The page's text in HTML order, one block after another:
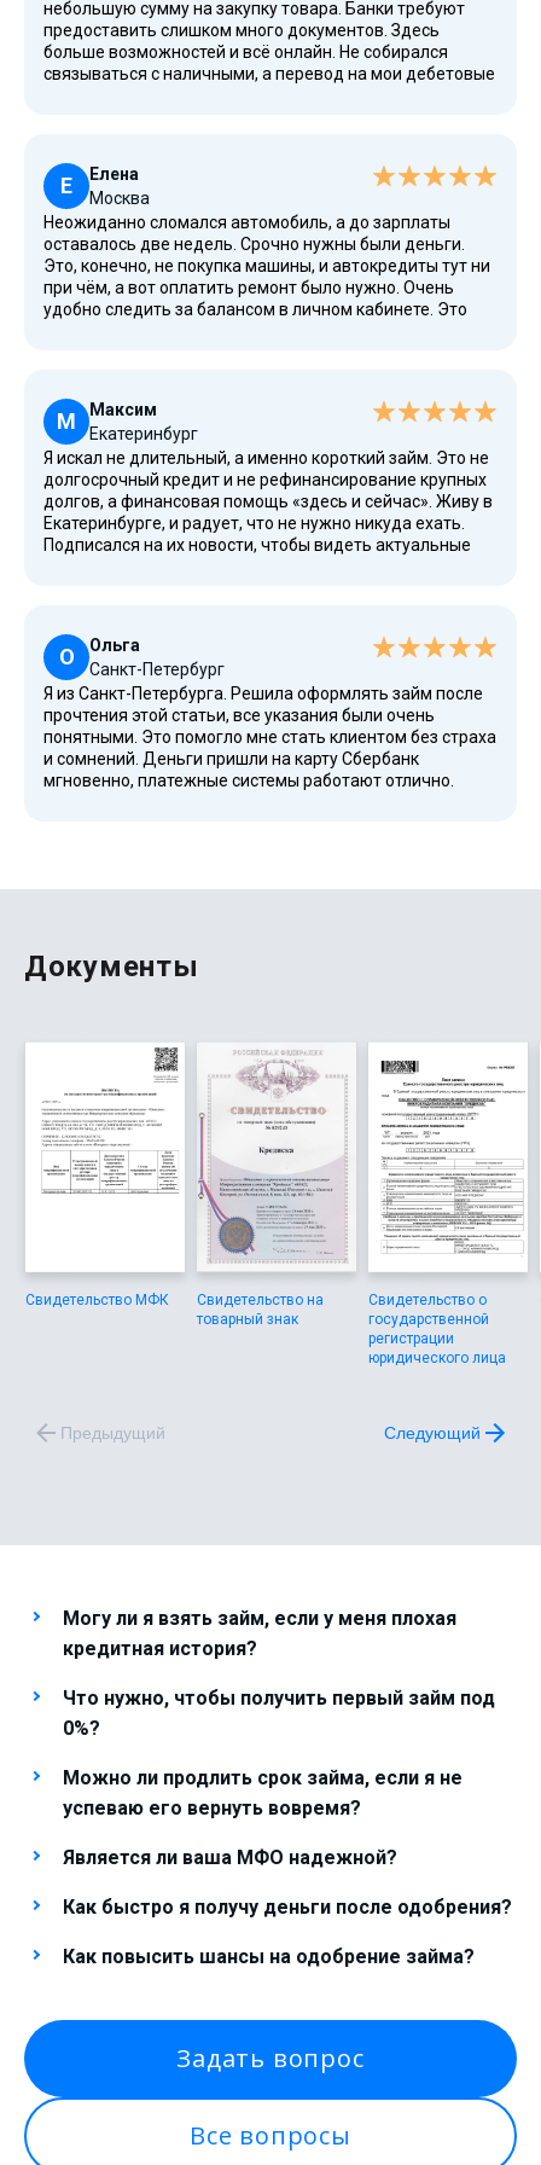
небольшую сумму на закупку товара. Банки требуют
предоставить слишком много документов. Здесь
больше возможностей и всё онлайн. Не собирался
связываться с наличными, а перевод на мои дебетовые
Е
Елена
Москва
Неожиданно сломался автомобиль, а до зарплаты
оставалось две недель. Срочно нужны были деньги.
Это, конечно, не покупка машины, и автокредиты тут ни
при чём, а вот оплатить ремонт было нужно. Очень
удобно следить за балансом в личном кабинете. Это
М
Максим
Екатеринбург
Я искал не длительный, а именно короткий займ. Это не
долгосрочный кредит и не рефинансирование крупных
долгов, а финансовая помощь «здесь и сейчас». Живу в
Екатеринбурге, и радует, что не нужно никуда ехать.
Подписался на их новости, чтобы видеть актуальные
О
Ольга
Санкт-Петербург
Я из Санкт-Петербурга. Решила оформлять займ после
прочтения этой статьи, все указания были очень
понятными. Это помогло мне стать клиентом без страха
и сомнений. Деньги пришли на карту Сбербанк
мгновенно, платежные системы работают отлично.
Документы
Свидетельство МФК
Свидетельство на
товарный знак
Свидетельство о
государственной
регистрации
юридического лица
Предыдущий Следующий
Могу ли я взять займ, если у меня плохая
кредитная история?
Что нужно, чтобы получить первый займ под
0%?
Можно ли продлить срок займа, если я не
успеваю его вернуть вовремя?
Является ли ваша МФО надежной?
Как быстро я получу деньги после одобрения?
Как повысить шансы на одобрение займа?
Задать вопрос
Все вопросы